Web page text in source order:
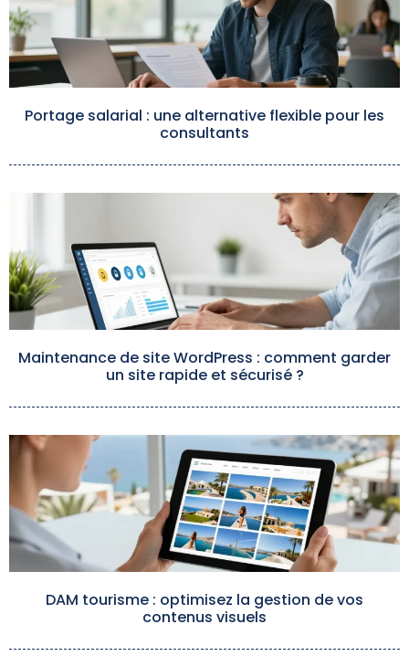
Portage salarial : une alternative flexible pour les
consultants
Maintenance de site WordPress : comment garder
un site rapide et sécurisé ?
DAM tourisme : optimisez la gestion de vos
contenus visuels